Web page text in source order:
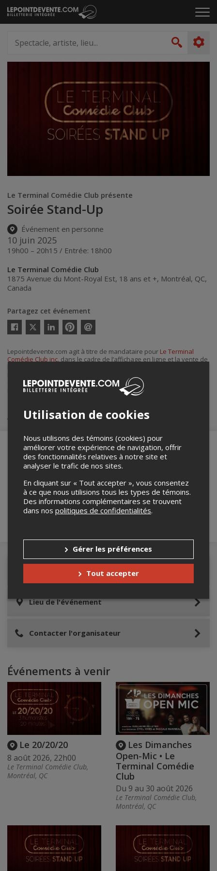
Passer
au
le
artiste,
lieu...
Le Terminal Comédie Club présente
Soirée Stand-Up
Événement en personne
10 juin 2025
19h00 – 20h15 / Entrée: 18h00
Le Terminal Comédie Club
1875 Avenue du Mont-Royal Est, 18 ans et +, Montréal, QC,
Canada
Partagez cet événement
Twitter
courriel
Lepointdevente.com agit à titre de mandataire pour Le Terminal
Comédie Club inc. dans le cadre de l’affichage en ligne et la vente de
contacter l’organisateur de l’événement,Le Terminal Comédie Club
, àinfo@leterminalcomedieclub.comou au+1 438-888-3364
Achat de billets
Merci de confirmer que vous n'êtes pas un
robot ci-bas.
Détails de l'événement
Lieu de l'événement
Contacter l'organisateur
Événements à venir
Le 20/20/20
8 août 2026, 22h00
Le Terminal Comédie Club,
Montréal, QC
Les Dimanches
Open-Mic • Le
Terminal Comédie
Club
Du 9 au 30 août 2026
Le Terminal Comédie Club,
Montréal, QC
Utilisation de cookies
Nous utilisons des témoins (cookies) pour
améliorer votre expérience de navigation, offrir
des fonctionnalités relatives à notre site et
analyser le trafic de nos sites.
En cliquant sur « Tout accepter », vous consentez
à ce que nous utilisions tous les types de témoins.
Des informations complémentaires se trouvent
dans nos politiques de confidentialités.
Gérer les préférences
Tout accepter